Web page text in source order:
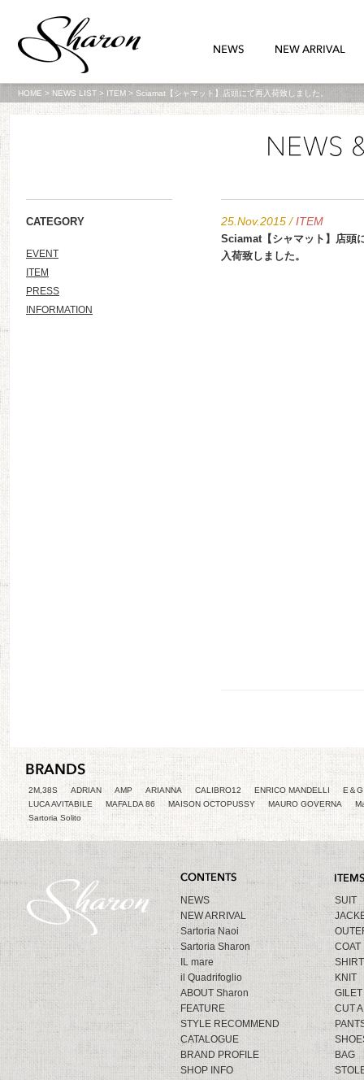
HOME > NEWS LIST > ITEM > Sciamat【シャマット】店頭にて再入荷致しました。
25.Nov.2015 / ITEM
Sciamat【シャマット】店頭
入荷致しました。
CATEGORY
EVENT
ITEM
PRESS
INFORMATION
2M,38S ADRIAN AMP ARIANNA CALIBRO12 ENRICO MANDELLI
E＆
LUCA AVITABILE
MAFALDA 86 MAISON OCTOPUSSY MAURO GOVERNA
Sartoria Solito
NEWS
NEW ARRIVAL
Sartoria Naoi
Sartoria Sharon
IL mare
il Quadrifoglio
ABOUT Sharon
FEATURE
STYLE RECOMMEND
CATALOGUE
BRAND PROFILE
SHOP INFO
SUIT
COAT
SHIRT
KNIT
GILET
CUT
BAG